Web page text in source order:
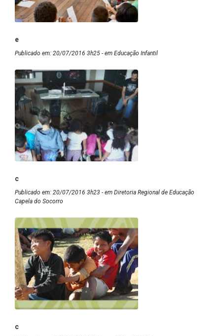
e
Publicado em: 20/07/2016 3h25 - em Educação Infantil
c
Publicado em: 20/07/2016 3h23 - em Diretoria Regional de Educação
Capela do Socorro
c